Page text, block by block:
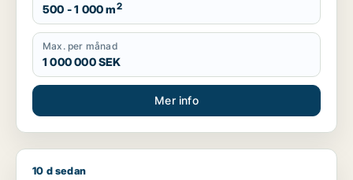
500 - 1 000 m2
Max. per månad
1 000 000 SEK
Mer info
Jag söker butik, restauranglokal, bostadsfastighet, hotell
10 d sedan